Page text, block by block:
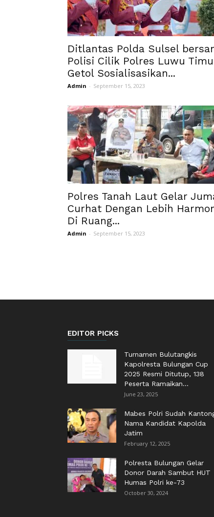
Ditlantas Polda Sulsel
Polisi Cilik Polres Luwu
Getol Sosialisasikan...
Admin - September 15, 2023
Polres Tanah Laut Gelar
Curhat Dengan Lebih
Di Ruang...
Admin - September 15, 2023
EDITOR PICKS
Turnamen Bulutangkis
Kapolresta Bulungan Cup
2025 Resmi Ditutup, 138
Peserta Ramaikan...
June 23, 2025
Mabes Polri Sudah
Nama Kandidat Kapolda
Jatim
February 12, 2025
Polresta Bulungan Gelar
Donor Darah Sambut HUT
Humas Polri ke-73
October 30, 2024